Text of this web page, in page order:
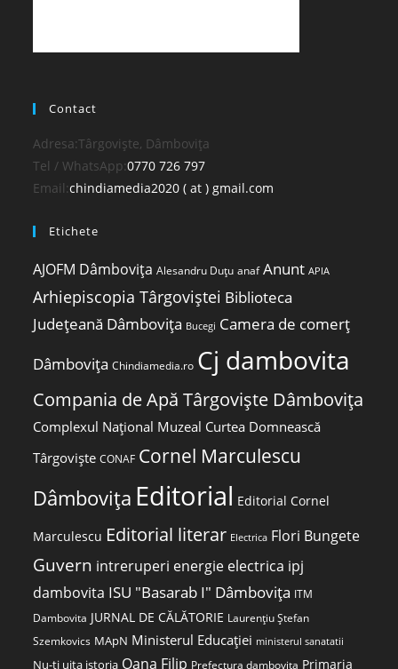
Contact
Adresa:Târgoviște, Dâmbovița
Tel / WhatsApp:0770 726 797Opens
in
Email:chindiamedia2020 ( at ) gmail.com
Etichete
AJOFM Dâmbovița Alesandru Duțu anaf Anunt APIA
Arhiepiscopia Târgoviștei Biblioteca
Județeană Dâmbovița Bucegi Camera de comerț
Dâmbovița Chindiamedia.ro Cj dambovita
Compania de Apă Târgoviște Dâmbovița
Complexul Național Muzeal Curtea Domnească
Târgoviște CONAF Cornel Marculescu
Dâmbovița Editorial Editorial Cornel
Marculescu Editorial literar Electrica Flori Bungete
Guvern intreruperi energie electrica ipj
dambovita ISU "Basarab I" Dâmbovița ITM
Dambovita JURNAL DE CĂLĂTORIE Laurențiu Ștefan
Szemkovics MApN Ministerul Educației ministerul sanatatii
Nu-ți uita istoria Oana Filip Prefectura dambovita Primaria